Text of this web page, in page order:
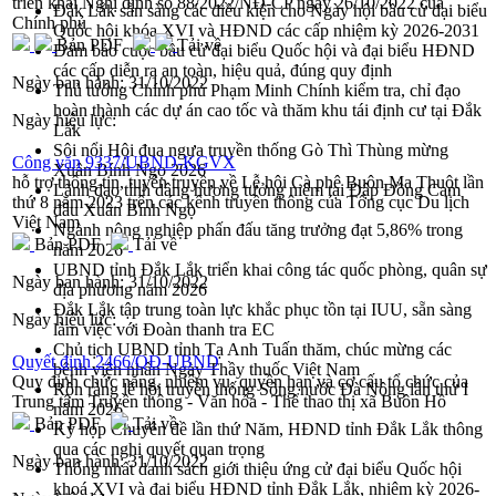
Đắk Lắk sẵn sàng các điều kiện cho Ngày hội bầu cử đại biểu
Quốc hội khóa XVI và HĐND các cấp nhiệm kỳ 2026-2031
Đảm bảo cuộc bầu cử đại biểu Quốc hội và đại biểu HĐND
các cấp diễn ra an toàn, hiệu quả, đúng quy định
Thủ tướng Chính phủ Phạm Minh Chính kiểm tra, chỉ đạo
hoàn thành các dự án cao tốc và thăm khu tái định cư tại Đắk
Lắk
Sôi nổi Hội đua ngựa truyền thống Gò Thì Thùng mừng
Xuân Bính Ngọ 2026
Lãnh đạo tỉnh dâng hương tưởng niệm tại Đập Đồng Cam
đầu Xuân Bính Ngọ
Ngành nông nghiệp phấn đấu tăng trưởng đạt 5,86% trong
năm 2026
UBND tỉnh Đắk Lắk triển khai công tác quốc phòng, quân sự
địa phương năm 2026
Đắk Lắk tập trung toàn lực khắc phục tồn tại IUU, sẵn sàng
làm việc với Đoàn thanh tra EC
Chủ tịch UBND tỉnh Tạ Anh Tuấn thăm, chúc mừng các
bệnh viện nhân Ngày Thầy thuốc Việt Nam
Rộn ràng lễ hội truyền thống Sông nước Đà Nông lần thứ I
năm 2026
Kỳ họp Chuyên đề lần thứ Năm, HĐND tỉnh Đắk Lắk thông
qua các nghị quyết quan trọng
Thống nhất danh sách giới thiệu ứng cử đại biểu Quốc hội
khoá XVI và đại biểu HĐND tỉnh Đắk Lắk, nhiệm kỳ 2026-
Chính phủ
Bản PDF
Tải về
Ngày ban hành:31/10/2022
Ngày hiệu lực:
Công văn 9337/UBND-KGVX
hỗ trợ thông tin, tuyên truyền về Lễ hội Cà phê Buôn Ma Thuột lần
thứ 8 năm 2023 trên các kênh truyền thông của Tổng cục Du lịch
Việt Nam
Bản PDF
Tải về
Ngày ban hành:31/10/2022
Ngày hiệu lực:
Quyết định 2466/QĐ-UBND
Quy định chức năng, nhiệm vụ, quyền hạn và cơ cấu tổ chức của
Trung tâm Truyền thông - Văn hóa - Thể thao thị xã Buôn Hồ
Bản PDF
Tải về
Ngày ban hành:31/10/2022